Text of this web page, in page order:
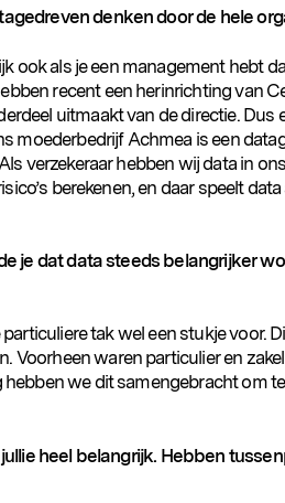
denken door de hele
ook als je een management hebt
recent een herinrichting van
uitmaakt van de directie. Dus
moederbedrijf Achmea is een
verzekeraar hebben wij data in
berekenen, en daar speelt
je dat data steeds belangrijker
particuliere tak wel een stukje voor.
Voorheen waren particulier en
we dit samengebracht om
heel belangrijk. Hebben